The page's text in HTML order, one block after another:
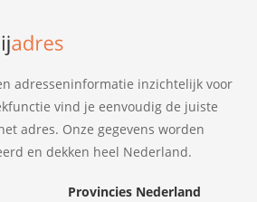
adresseninformatie inzichtelijk voor
vind je eenvoudig de juiste
adres. Onze gegevens worden
en dekken heel Nederland.
Provincies Nederland